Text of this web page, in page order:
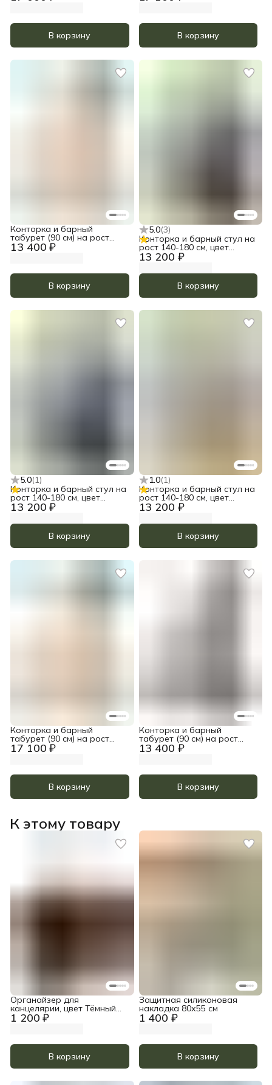
акрил
В корзину
масло и белый акрил
В корзину
13 400 ₽
Конторка и барный
табурет (90 см) на рост
185-200, цвет Прозрачное
масло
В корзину
5.0(3)
13 200 ₽
Конторка и барный стул на
рост 140-180 см, цвет
Тёмный орех
В корзину
5.0(1)
13 200 ₽
Конторка и барный стул на
рост 140-180 см, цвет
Чёрный
В корзину
1.0(1)
13 200 ₽
Конторка и барный стул на
рост 140-180 см, цвет
Прозрачное масло
В корзину
17 100 ₽
Конторка и барный
табурет (90 см) на рост
185-200, цвет Прозрачное
масло и белый акрил
В корзину
13 400 ₽
Конторка и барный
табурет (90 см) на рост
185-200, цвет Чёрный
В корзину
К этому товару
1 200 ₽
Органайзер для
канцелярии, цвет Тёмный
орех
В корзину
1 400 ₽
Защитная силиконовая
накладка 80х55 см
В корзину